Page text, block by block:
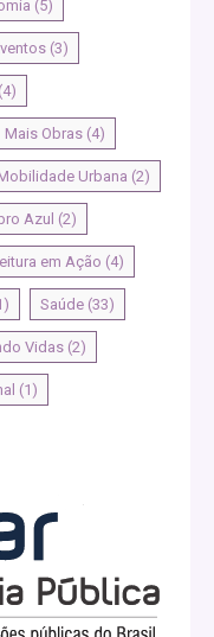
(5)
(3)
(4)
Mais Obras (4)
Urbana (2)
Azul (2)
em Ação (4)
Saúde (33)
Vidas (2)
(1)